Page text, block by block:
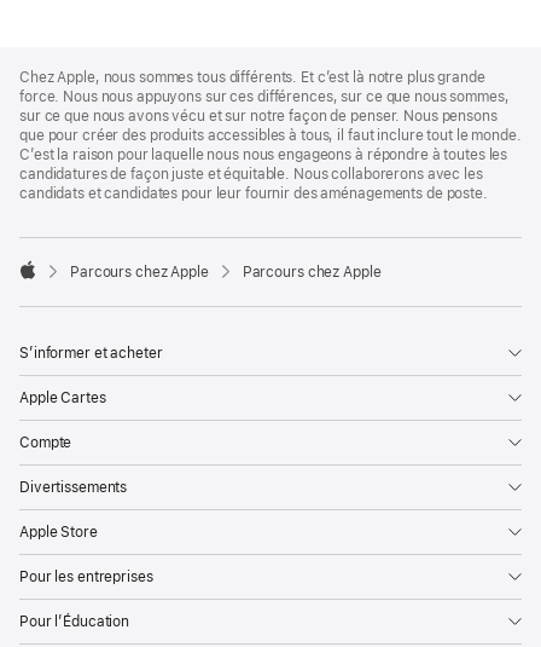
Footer
Chez Apple, nous sommes tous différents. Et c’est là notre plus grande
force. Nous nous appuyons sur ces différences, sur ce que nous sommes,
sur ce que nous avons vécu et sur notre façon de penser. Nous pensons
que pour créer des produits accessibles à tous, il faut inclure tout le monde.
C’est la raison pour laquelle nous nous engageons à répondre à toutes les
candidatures de façon juste et équitable. Nous collaborerons avec les
candidats et candidates pour leur fournir des aménagements de poste.

Parcours chez Apple Parcours chez Apple
S’informer et acheter
Apple Cartes
Compte
Divertissements
Apple Store
Pour les entreprises
Pour l’Éducation